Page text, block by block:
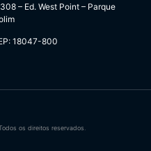
– Ed. West Point – Parque
18047-800
os direitos reservados.